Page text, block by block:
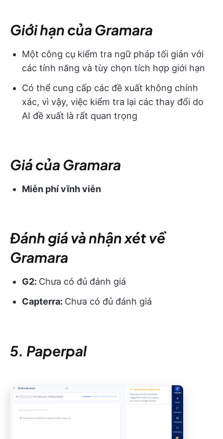
Giới hạn của Gramara
Một công cụ kiểm tra ngữ pháp tối giản với
các tính năng và tùy chọn tích hợp giới hạn
Có thể cung cấp các đề xuất không chính
xác, vì vậy, việc kiểm tra lại các thay đổi do
AI đề xuất là rất quan trọng
Giá của Gramara
Miễn phí vĩnh viễn
Đánh giá và nhận xét về
Gramara
G2: Chưa có đủ đánh giá
Capterra: Chưa có đủ đánh giá
5. Paperpal